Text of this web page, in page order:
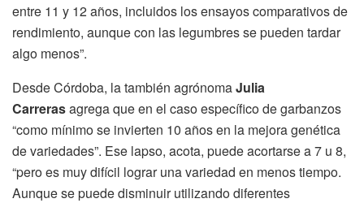
entre 11 y 12 años, incluidos los ensayos comparativos de
rendimiento, aunque con las legumbres se pueden tardar
algo menos”.
Desde Córdoba, la también agrónomaJulia
Carrerasagrega que en el caso específico de garbanzos
“como mínimo se invierten 10 años en la mejora genética
de variedades”. Ese lapso, acota, puede acortarse a 7 u 8,
“pero es muy difícil lograr una variedad en menos tiempo.
Aunque se puede disminuir utilizando diferentes